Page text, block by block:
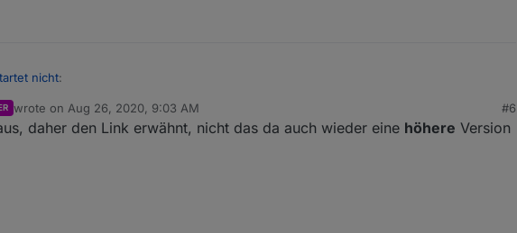
nicht:
wrote on Aug 26, 2020, 9:03 AM
last edited by
#6
daher den Link erwähnt, nicht das da auch wieder eine höhere Version